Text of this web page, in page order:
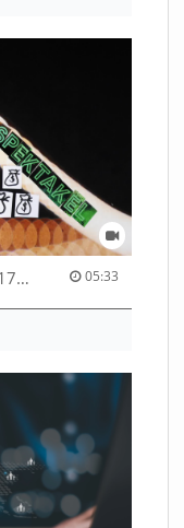
Evaluation-ZTS-53529931700001791 05:33